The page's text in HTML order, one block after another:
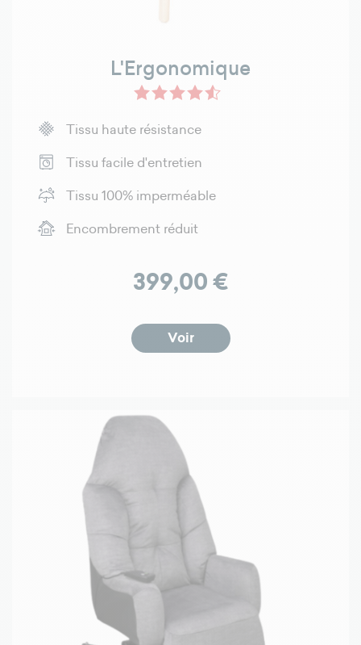
L'Ergonomique
Tissu haute résistance
Tissu facile d'entretien
Tissu 100% imperméable
Encombrement réduit
Prix
399,00 €
Voir